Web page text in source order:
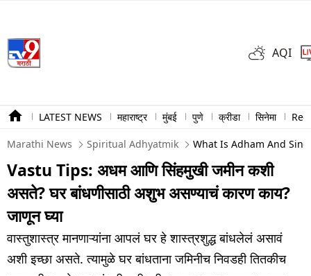
AQI
LATEST NEWS महाराष्ट्र मुंबई पुणे क्रीडा सिनेमा
Marathi News Spiritual Adhyatmik What Is Adham And
Vastu Tips: अधम आणि सिंहमुखी जमीन कशी
असते? घर बांधणीसाठी अशुभ असण्याचं कारण काय?
जाणून घ्या
वास्तुशास्त्र मानणाऱ्यांना आपलं घर हे शास्त्रशुद्ध बांधलेलं असावं
अशी इच्छा असते. त्यामुळे घर बांधताना जमिनीच निवडही तितकीच